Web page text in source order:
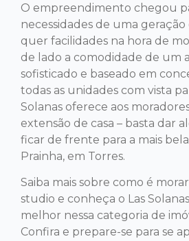
O empreendimento chegou
necessidades de uma
quer facilidades na hora de
de lado a comodidade de um
sofisticado e baseado em
todas as unidades com vista
Solanas oferece aos
extensão de casa – basta dar
ficar de frente para a mais
Prainha, em Torres.
Saiba mais sobre como é
studio e conheça o Las
melhor nessa categoria de
Confira e prepare-se para se